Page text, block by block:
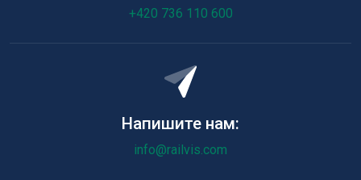
+420 736 110 600
Напишите нам:
info@railvis.com